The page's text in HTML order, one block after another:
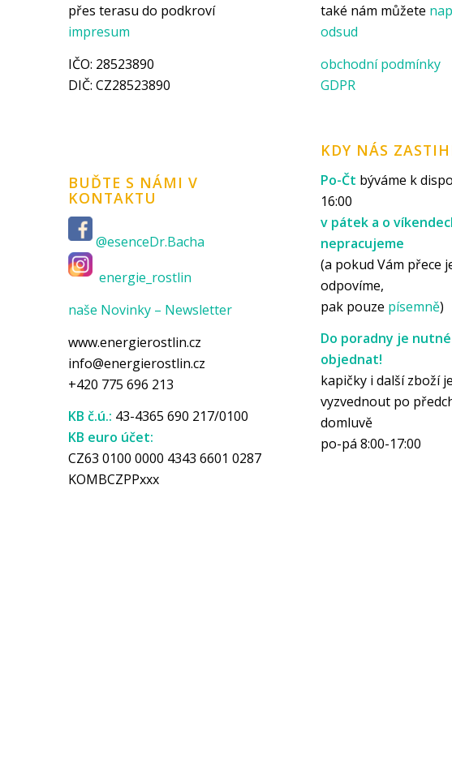
přes terasu do podkroví
impresum
IČO: 28523890
DIČ: CZ28523890
BUĎTE S NÁMI V
KONTAKTU
@esenceDr.Bacha
energie_rostlin
naše Novinky – Newsletter
www.energierostlin.cz
info@energierostlin.cz
+420 775 696 213
KB č.ú.: 43-4365 690 217/0100
KB euro účet:
CZ63 0100 0000 4343 6601 0287
KOMBCZPPxxx
také nám můžete
odsud
obchodní podmínky
GDPR
KDY NÁS
Po-Čt býváme k
16:00
v pátek a o
nepracujeme
(a pokud Vám přece
odpovíme,
pak pouze písemně)
Do poradny je
objednat!
kapičky i další zboží
vyzvednout po
domluvě
po-pá 8:00-17:00